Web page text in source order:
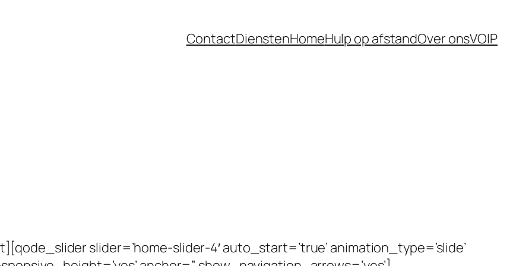
ContactDienstenHomeHulp op afstandOver onsVOIP
slider=’home-slider-4′ auto_start=’true’ animation_type=’slide’